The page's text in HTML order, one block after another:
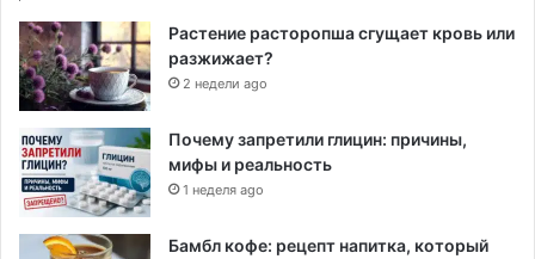
Растение расторопша сгущает кровь или
разжижает?
2 недели ago
Почему запретили глицин: причины,
мифы и реальность
1 неделя ago
Бамбл кофе: рецепт напитка, который